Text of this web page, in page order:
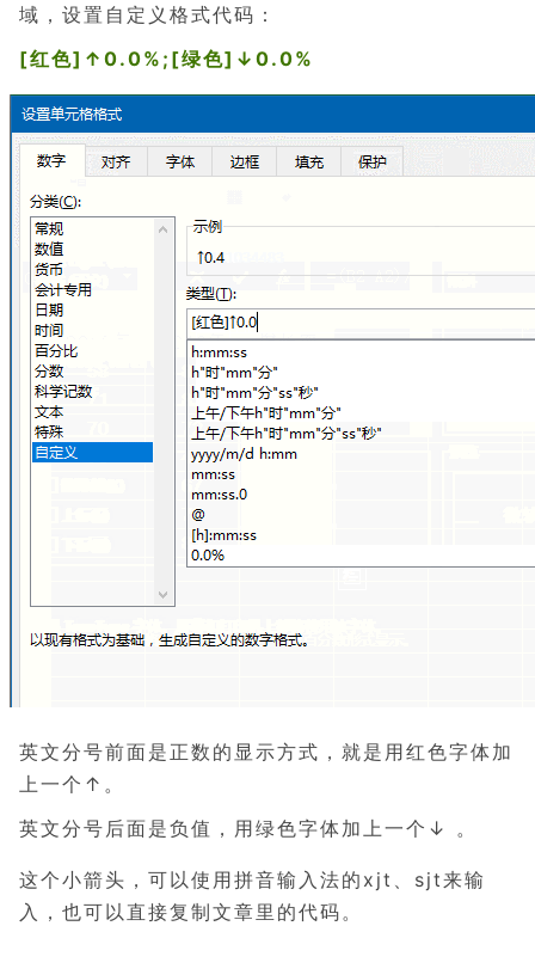
域，设置自定义格式代码：
[红色]↑0.0%;[绿色]↓0.0%
英文分号前面是正数的显示方式，就是用红色字体加
上一个↑。
英文分号后面是负值，用绿色字体加上一个↓ 。
这个小箭头，可以使用拼音输入法的xjt、sjt来输
入，也可以直接复制文章里的代码。